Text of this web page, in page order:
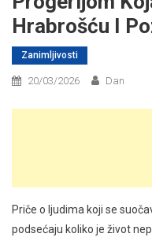
Hrabrošću I
Zanimljivosti
20/03/2026 Dan
Priče o ljudima koji se
podsećaju koliko je život